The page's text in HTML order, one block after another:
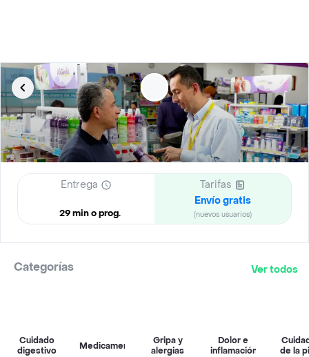
Entrega
29 min o prog.
Tarifas
Envío gratis
(nuevos usuarios)
Categorías Ver todos
Cuidado
digestivo
Medicamentos
Gripa y
alergias
Dolor e
inflamación
de la